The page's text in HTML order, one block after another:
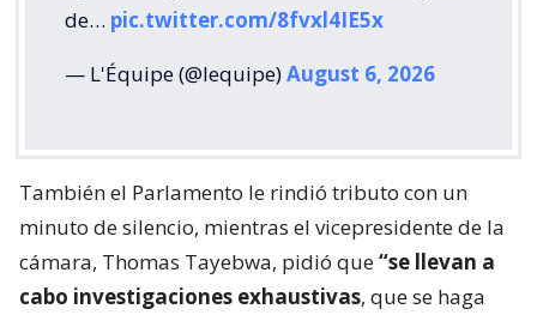
de… pic.twitter.com/8fvxl4IE5x
— L'Équipe (@lequipe)August 6, 2026
También el Parlamento le rindió tributo con un
minuto de silencio, mientras el vicepresidente de la
cámara, Thomas Tayebwa, pidió que“se llevan a
cabo investigaciones exhaustivas, que se haga